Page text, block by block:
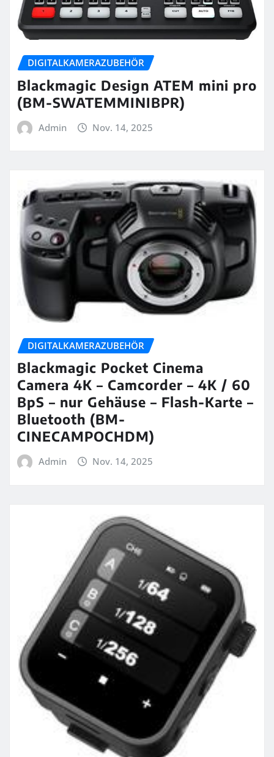
DIGITALKAMERAZUBEHÖR
Blackmagic Design ATEM mini pro
(BM-SWATEMMINIBPR)
Admin Nov. 14, 2025
DIGITALKAMERAZUBEHÖR
Blackmagic Pocket Cinema
Camera 4K – Camcorder – 4K / 60
BpS – nur Gehäuse – Flash-Karte –
Bluetooth (BM-
CINECAMPOCHDM)
Admin Nov. 14, 2025